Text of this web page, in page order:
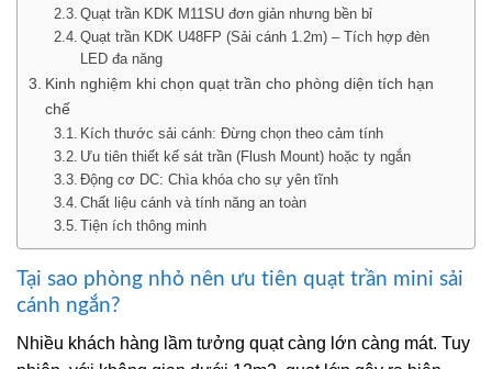
Quạt trần KDK M11SU đơn giản nhưng bền bỉ
Quạt trần KDK U48FP (Sải cánh 1.2m) – Tích hợp đèn
LED đa năng
Kinh nghiệm khi chọn quạt trần cho phòng diện tích hạn
chế
Kích thước sải cánh: Đừng chọn theo cảm tính
Ưu tiên thiết kế sát trần (Flush Mount) hoặc ty ngắn
Động cơ DC: Chìa khóa cho sự yên tĩnh
Chất liệu cánh và tính năng an toàn
Tiện ích thông minh
Tại sao phòng nhỏ nên ưu tiên quạt trần mini sải
cánh ngắn?
Nhiều khách hàng lầm tưởng quạt càng lớn càng mát. Tuy